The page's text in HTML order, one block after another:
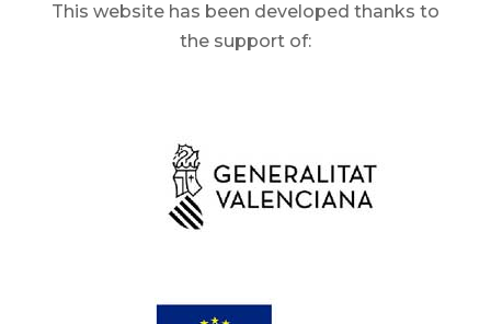
This website has been developed thanks to
the support of: